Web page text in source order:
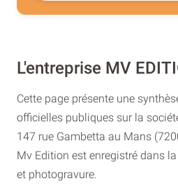
L'entreprise MV
Cette page présente une
officielles publiques sur la
147 rue Gambetta au Mans
Mv Edition est enregistré dans
et photogravure.